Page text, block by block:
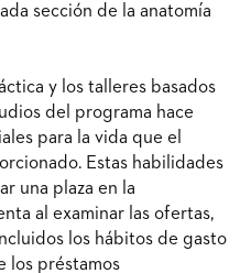
sección de la anatomía
y los talleres basados
del programa hace
para la vida que el
Estas habilidades
una plaza en la
al examinar las ofertas,
los hábitos de gasto
los préstamos